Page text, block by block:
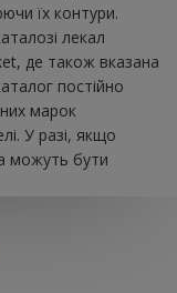
їх контури.
лекал
де також вказана
постійно
марок
У разі, якщо
можуть бути